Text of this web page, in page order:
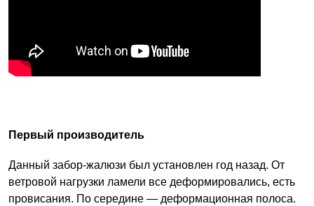
Первый производитель
Данный забор-жалюзи был установлен год назад. От
ветровой нагрузки ламели все деформировались, есть
провисания. По середине — деформационная полоса.